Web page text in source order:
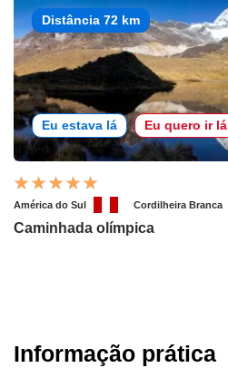
Distância 72 km
Eu estava lá Eu quero ir lá
América do Sul Cordilheira Branca
Caminhada olímpica
Informação prática